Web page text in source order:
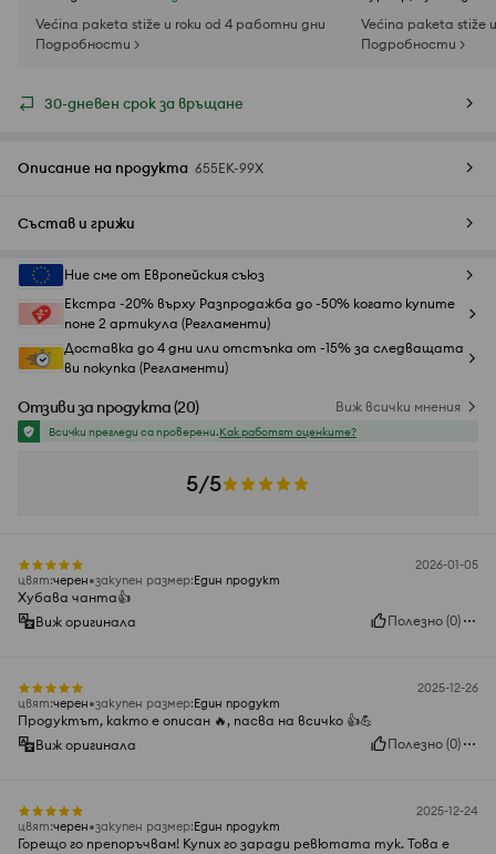
Većina paketa stiže u roku od 4 работни дни
Подробности >
Većina paketa stiže
Подробности >
30-дневен срок за връщане
Описание на продукта 655EK-99X
Състав и грижи
Ние сме от Европейския съюз
Екстра -20% върху Разпродажба до -50% когато купите
поне 2 артикула (Регламенти)
Доставка до 4 дни или отстъпка от -15% за следващата
ви покупка (Регламенти)
Отзиви за продукта(20) Виж всички мнения
Всички прегледи са проверени.Как работят оценките?
5/5
2026-01-05
цвят:черeн закупен размер:Един продукт
Хубава чанта👍️
Виж оригинала
Полезно (0)
2025-12-26
цвят:черeн закупен размер:Един продукт
Продуктът, както е описан 🔥, пасва на всичко 👍️💪
Виж оригинала
Полезно (0)
2025-12-24
цвят:черeн закупен размер:Един продукт
Горещо го препоръчвам! Купих го заради ревютата тук. Това е